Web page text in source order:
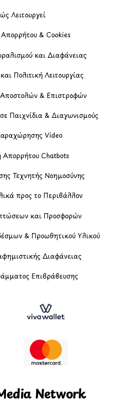
Λειτουργεί
Απορρήτου & Cookies
και Διαφάνειας
Πολιτική Λειτουργίας
& Επιστροφών
Παιχνίδια & Διαγωνισμούς
Video
Απορρήτου Chatbots
Τεχνητής Νοημοσύνης
προς το Περιβάλλον
και Προσφορών
& Προωθητικού Υλικού
Διαφάνειας
Επιβράβευσης
Network